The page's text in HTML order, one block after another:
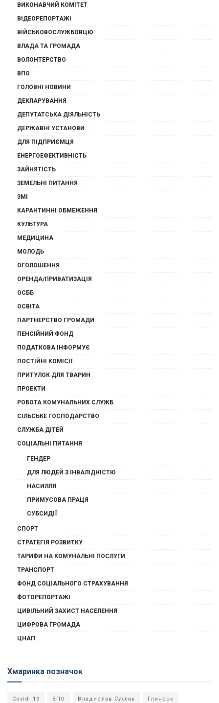
ВИКОНАВЧИЙ КОМІТЕТ
ВІДЕОРЕПОРТАЖІ
ВІЙСЬКОВОСЛУЖБОВЦЮ
ВЛАДА ТА ГРОМАДА
ВОЛОНТЕРСТВО
ВПО
ГОЛОВНІ НОВИНИ
ДЕКЛАРУВАННЯ
ДЕПУТАТСЬКА ДІЯЛЬНІСТЬ
ДЕРЖАВНІ УСТАНОВИ
ДЛЯ ПІДПРИЄМЦЯ
ЕНЕРГОЕФЕКТИВНІСТЬ
ЗАЙНЯТІСТЬ
ЗЕМЕЛЬНІ ПИТАННЯ
ЗМІ
КАРАНТИННІ ОБМЕЖЕННЯ
КУЛЬТУРА
МЕДИЦИНА
МОЛОДЬ
ОГОЛОШЕННЯ
ОРЕНДА/ПРИВАТИЗАЦІЯ
ОСББ
ОСВІТА
ПАРТНЕРСТВО ГРОМАДИ
ПЕНСІЙНИЙ ФОНД
ПОДАТКОВА ІНФОРМУЄ
ПОСТІЙНІ КОМІСІЇ
ПРИТУЛОК ДЛЯ ТВАРИН
ПРОЕКТИ
РОБОТА КОМУНАЛЬНИХ СЛУЖБ
СІЛЬСЬКЕ ГОСПОДАРСТВО
СЛУЖБА ДІТЕЙ
СОЦІАЛЬНІ ПИТАННЯ
ГЕНДЕР
ДЛЯ ЛЮДЕЙ З ІНВАЛІДНІСТЮ
НАСИЛЛЯ
ПРИМУСОВА ПРАЦЯ
СУБСИДІЇ
СПОРТ
СТРАТЕГІЯ РОЗВИТКУ
ТАРИФИ НА КОМУНАЛЬНІ ПОСЛУГИ
ТРАНСПОРТ
ФОНД СОЦІАЛЬНОГО СТРАХУВАННЯ
ФОТОРЕПОРТАЖІ
ЦИВІЛЬНИЙ ЗАХИСТ НАСЕЛЕННЯ
ЦИФРОВА ГРОМАДА
ЦНАП
Хмаринка позначок
Covid- 19 ВПО Владислав Сухляк Глинськ